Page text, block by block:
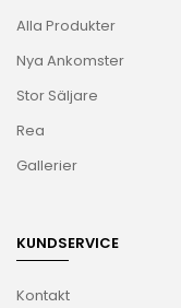
Alla Produkter
Nya Ankomster
Stor Säljare
Rea
Gallerier
KUNDSERVICE
Kontakt